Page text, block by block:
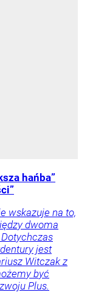
hańba”
wskazuje na to,
dwoma
jest
Witczak z
być
Plus.